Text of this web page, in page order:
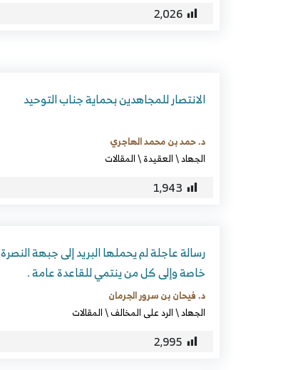
2٬026
الانتصار للمجاهدين بحماية جناب التوحيد
د. حمد بن محمد الهاجري
الجهاد\العقيدة\المقالات
1٬943
رسالة عاجلة لم يحملها البريد إلى جبهة النصرة
خاصة وإلى كل من ينتمي للقاعدة عامة .
د. فيحان بن سرور الجرمان
الجهاد\الرد على المخالف\المقالات
2٬995